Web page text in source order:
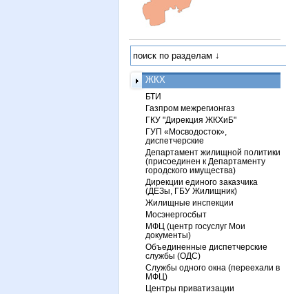
ЖКХ
БТИ
Газпром межрегионгаз
ГКУ "Дирекция ЖКХиБ"
ГУП «Мосводосток»,
диспетчерские
Департамент жилищной политики
(присоединен к Департаменту
городского имущества)
Дирекции единого заказчика
(ДЕЗы, ГБУ Жилищник)
Жилищные инспекции
Мосэнергосбыт
МФЦ (центр госуслуг Мои
документы)
Объединенные диспетчерские
службы (ОДС)
Службы одного окна (переехали в
МФЦ)
Центры приватизации